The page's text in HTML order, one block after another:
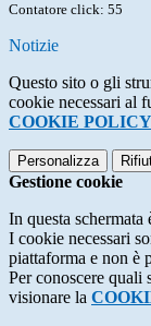
Contatore click: 55
Notizie
Questo sito o gli
cookie necessari al
COOKIE POLICY
Personalizza
Gestione cookie
In questa
I cookie necessari
piattaforma e non è
Per conoscere quali
visionare la